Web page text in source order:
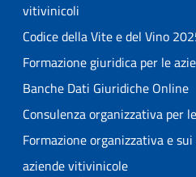
vitivinicoli
Codice della Vite e del Vino
Formazione giuridica per le
Banche Dati Giuridiche Online
Consulenza organizzativa per
Formazione organizzativa e
aziende vitivinicole